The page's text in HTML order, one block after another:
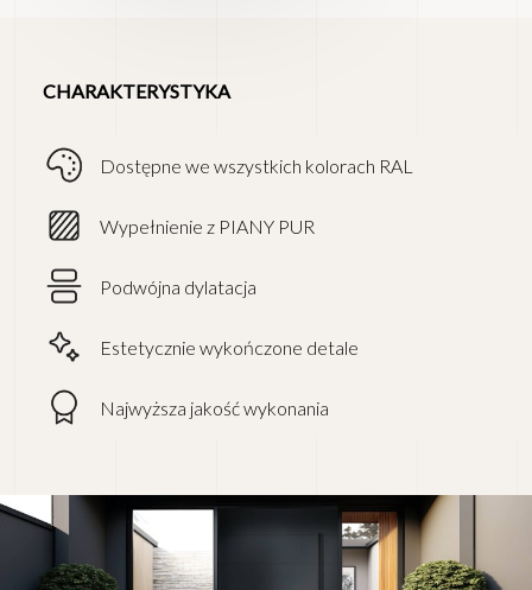
CHARAKTERYSTYKA
Dostępne we wszystkich kolorach RAL
Wypełnienie z PIANY PUR
Podwójna dylatacja
Estetycznie wykończone detale
Najwyższa jakość wykonania